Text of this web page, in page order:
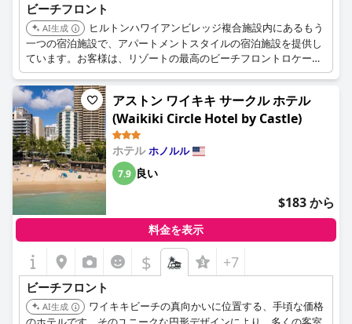
ビーチフロント
AI生成
ヒルトンハワイアンビレッジ複合施設内にあるもう
一つの宿泊施設で、アパートメントスタイルの宿泊施設を提供し
ています。お客様は、リゾートの最高のビーチフロントロケーシ
ョン、広範なプール施設、および様々なアメニティをご利用いた
だけます。
アストン ワイキキ サークル ホテル
(Waikiki Circle Hotel by Castle)
ホテルホノルル
7.9 良い
$183 から
料金を表示
$ +7
ビーチフロント
AI生成
ワイキキビーチの真向かいに位置する、手頃な価格